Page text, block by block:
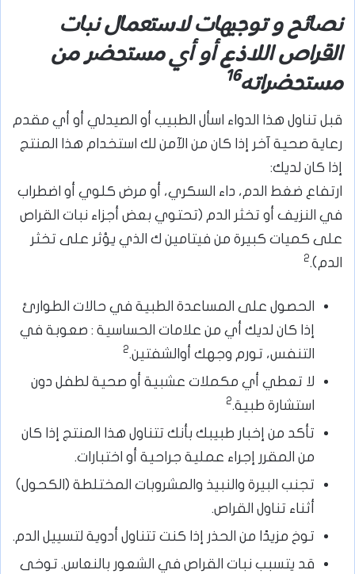
نصائح و توجيهات لاستعمال نبات
القراص اللاذع أو أي مستحضر من
مستحضراته16
قبل تناول هذا الدواء اسأل الطبيب أو الصيدلي أو أي مقدم
رعاية صحية آخر إذا كان من الآمن لك استخدام هذا المنتج
إذا كان لديك:
ارتفاع ضغط الدم، داء السكري، أو مرض كلوي أو اضطراب
في النزيف أو تخثر الدم (تحتوي بعض أجزاء نبات القراص
على كميات كبيرة من فيتامين ك الذي يؤثر على تخثر
الدم).2
الحصول على المساعدة الطبية في حالات الطوارئ
إذا كان لديك أي من علامات الحساسية : صعوبة في
التنفس، تورم وجهك أوالشفتين.2
لا تعطي أي مكملات عشبية أو صحية لطفل دون
استشارة طبية.2
تأكد من إخبار طبيبك بأنك تتناول هذا المنتج إذا كان
من المقرر إجراء عملية جراحية أو اختبارات.
تجنب البيرة والنبيذ والمشروبات المختلطة (الكحول)
أثناء تناول القراص.
توخ مزيدًا من الحذر إذا كنت تتناول أدوية لتسييل الدم.
قد يتسبب نبات القراص في الشعور بالنعاس. توخى